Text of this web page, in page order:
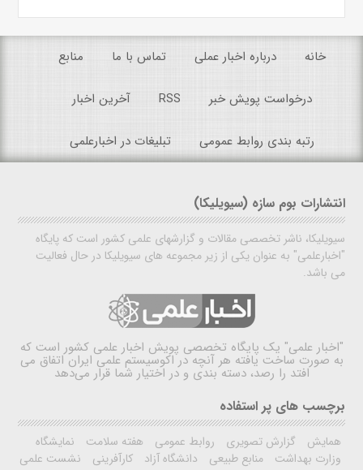
خانه درباره اخبار عملی تماس با ما منابع
درخواست پویش خبر RSS آخرین اخبار
رتبه بندی روابط عمومی تبلیغات در اخبارعلمی
انتشارات بوم سازه (سیویلیکا)
سیویلیکا، ناشر تخصصی مقالات و گزارشهای علمی کشور است که پایگاه
"اخبارعلمی" به عنوان یکی از زیر مجموعه های سیویلیکا در حال فعالیت
می باشد.
"اخبار علمی" یک پایگاه تخصصی پویش اخبار علمی کشور است که
به صورت ساخت یافته هر آنچه در اکوسیستم علمی ایران اتفاق می
افتد را رصد، دسته بندی و در اختیار شما قرار می‌دهد
برچسب های پر استفاده
همایش گزارش تصویری روابط عمومی هفته سلامت
نمایشگاه
وزارت بهداشت
منابع طبیعی دانشگاه آزاد کارآفرینی
نشست علمی